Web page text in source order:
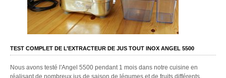
TEST COMPLET DE L’EXTRACTEUR DE JUS TOUT INOX ANGEL 5500
Nous avons testé l'Angel 5500 pendant 1 mois dans notre cuisine en
réalisant de nombreux jus de saison de légumes et de fruits différents.